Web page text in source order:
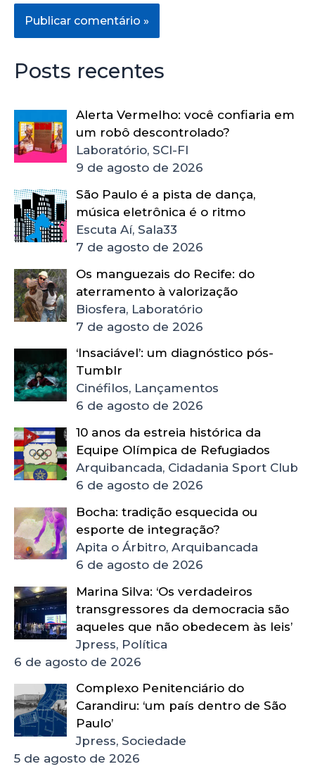
Posts recentes
Alerta Vermelho: você confiaria em
um robô descontrolado?
Laboratório, SCI-FI
9 de agosto de 2026
São Paulo é a pista de dança,
música eletrônica é o ritmo
Escuta Aí, Sala33
7 de agosto de 2026
Os manguezais do Recife: do
aterramento à valorização
Biosfera, Laboratório
7 de agosto de 2026
‘Insaciável’: um diagnóstico pós-
Tumblr
Cinéfilos, Lançamentos
6 de agosto de 2026
10 anos da estreia histórica da
Equipe Olímpica de Refugiados
Arquibancada, Cidadania Sport Club
6 de agosto de 2026
Bocha: tradição esquecida ou
esporte de integração?
Apita o Árbitro, Arquibancada
6 de agosto de 2026
Marina Silva: ‘Os verdadeiros
transgressores da democracia são
aqueles que não obedecem às leis’
Jpress, Política
6 de agosto de 2026
Complexo Penitenciário do
Carandiru: ‘um país dentro de São
Paulo’
Jpress, Sociedade
5 de agosto de 2026